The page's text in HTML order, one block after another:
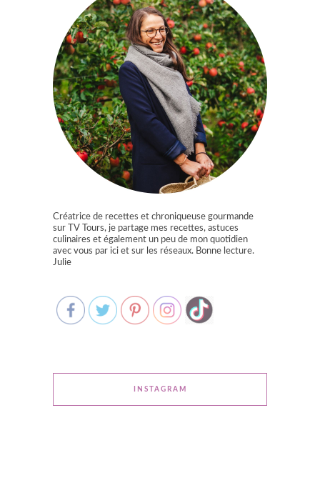
Créatrice de recettes et chroniqueuse gourmande
sur TV Tours, je partage mes recettes, astuces
culinaires et également un peu de mon quotidien
avec vous par ici et sur les réseaux. Bonne lecture.
Julie
INSTAGRAM